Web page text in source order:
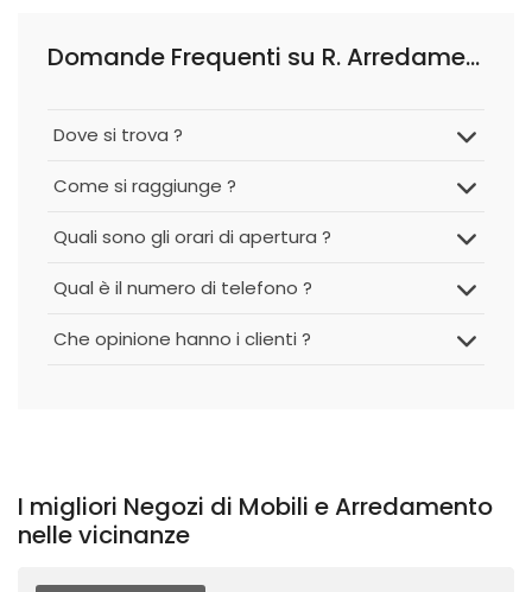
Domande Frequenti su R. Arredamenti
Dove si trova ?
Come si raggiunge ?
Quali sono gli orari di apertura ?
Qual è il numero di telefono ?
Che opinione hanno i clienti ?
I migliori Negozi di Mobili e Arredamento
nelle vicinanze